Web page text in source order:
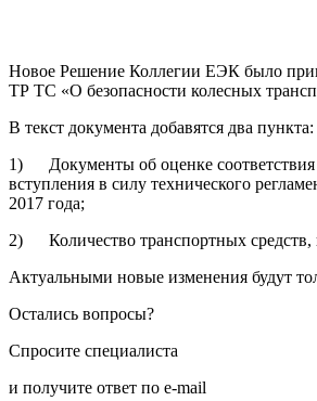
Новое Решение Коллегии ЕЭК было
ТР ТС «О безопасности колесных
В текст документа добавятся два пункта:
1) Документы об оценке соответствия
вступления в силу технического
2017 года;
2) Количество транспортных средств,
Актуальными новые изменения будут
Остались вопросы?
Спросите специалиста
и получите ответ по e-mail